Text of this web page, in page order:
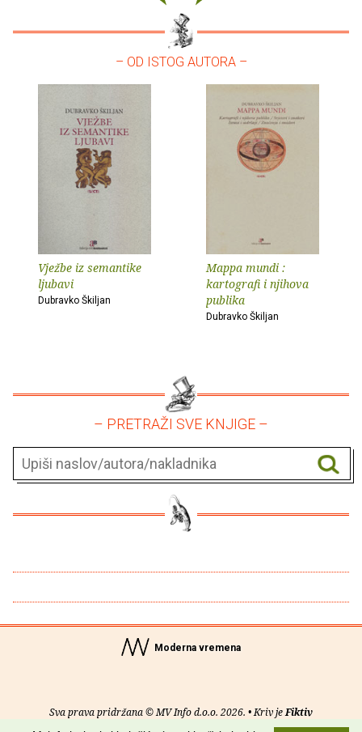
– OD ISTOG AUTORA –
Vježbe iz semantike
ljubavi
Dubravko Škiljan
Mappa mundi :
kartografi i njihova
publika
Dubravko Škiljan
– PRETRAŽI SVE KNJIGE –
Moderna vremena
Sva prava pridržana © MV Info d.o.o. 2026. • Kriv jeFiktiv